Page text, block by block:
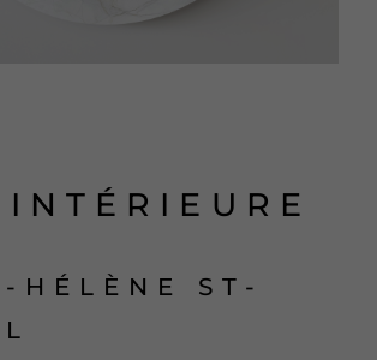
HÉLÈNE ST-